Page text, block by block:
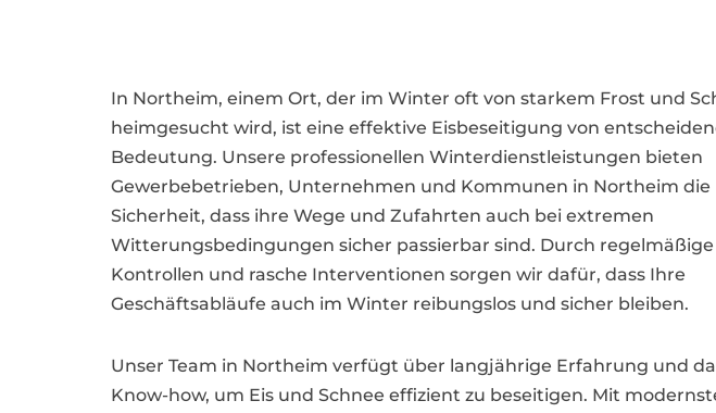
In Northeim, einem Ort, der im Winter oft von starkem Frost und
heimgesucht wird, ist eine effektive Eisbeseitigung von
Bedeutung. Unsere professionellen Winterdienstleistungen bieten
Gewerbebetrieben, Unternehmen und Kommunen in Northeim die
Sicherheit, dass ihre Wege und Zufahrten auch bei extremen
Witterungsbedingungen sicher passierbar sind. Durch regelmäßige
Kontrollen und rasche Interventionen sorgen wir dafür, dass Ihre
Geschäftsabläufe auch im Winter reibungslos und sicher bleiben.
Unser Team in Northeim verfügt über langjährige Erfahrung und
Know-how, um Eis und Schnee effizient zu beseitigen. Mit